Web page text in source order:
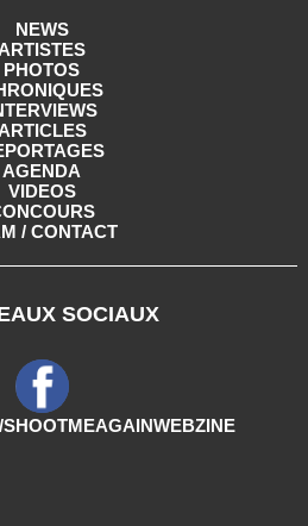
NEWS
PHOTOS
AGENDA
VIDEOS
/ CONTACT
SOCIAUX